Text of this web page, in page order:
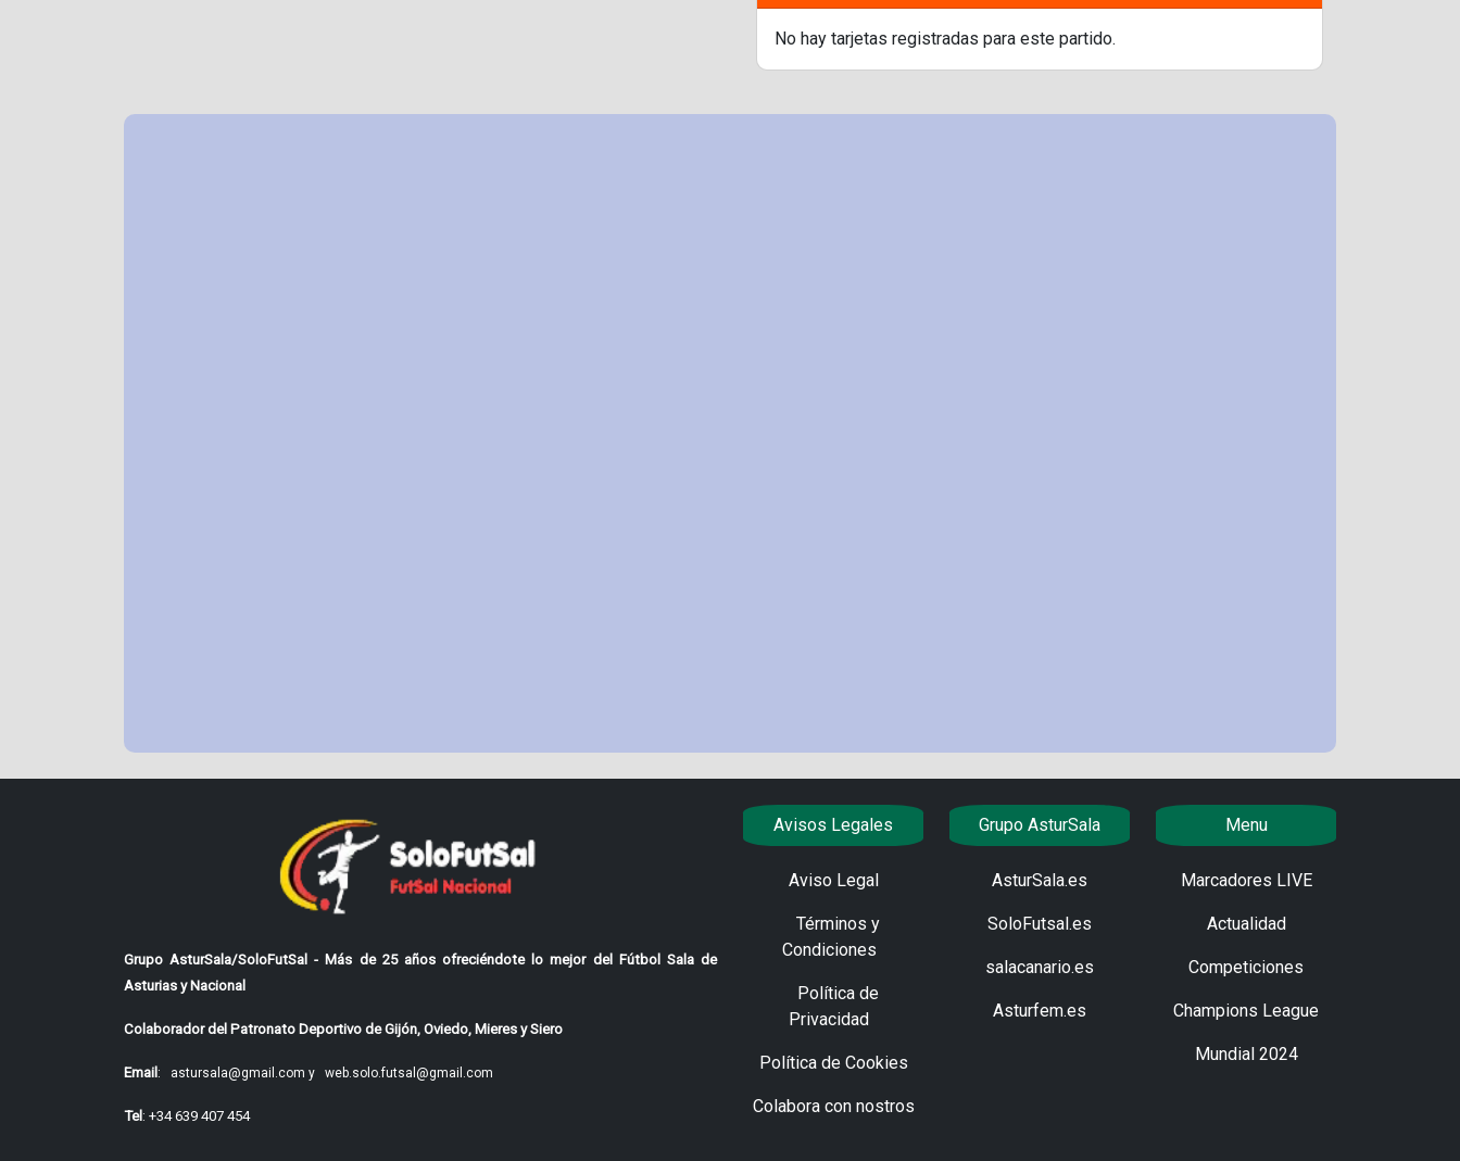
No hay tarjetas registradas para este partido.
Grupo AsturSala/SoloFutSal - Más de 25 años ofreciéndote lo mejor del Fútbol Sala de
Asturias y Nacional
Colaborador del Patronato Deportivo de Gijón, Oviedo, Mieres y Siero
Email: astursala@gmail.com y web.solo.futsal@gmail.com
Tel: +34 639 407 454
Avisos Legales
Aviso Legal
Términos y
Condiciones
Política de
Privacidad
Política de Cookies
Colabora con nostros
Grupo AsturSala
AsturSala.es
SoloFutsal.es
salacanario.es
Asturfem.es
Menu
Marcadores LIVE
Actualidad
Competiciones
Champions League
Mundial 2024